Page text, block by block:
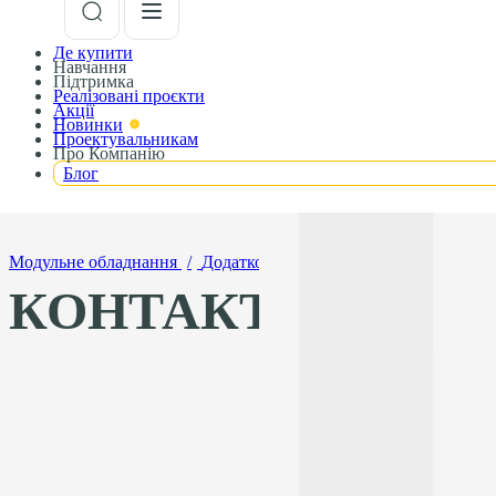
Де купити
Навчання
Підтримка
Реалізовані проєкти
Акції
Новинки
Проектувальникам
Про Компанію
Блог
Модульне обладнання / Додаткові модульні пристрої
КОНТАКТОРИ